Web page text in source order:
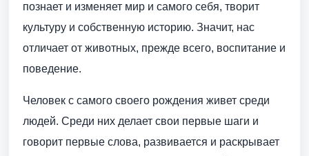
познает и изменяет мир и самого себя, творит
культуру и собственную историю. Значит, нас
отличает от животных, прежде всего, воспитание и
поведение.
Человек с самого своего рождения живет среди
людей. Среди них делает свои первые шаги и
говорит первые слова, развивается и раскрывает